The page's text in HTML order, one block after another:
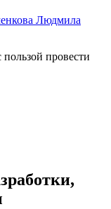
Людмила
провести